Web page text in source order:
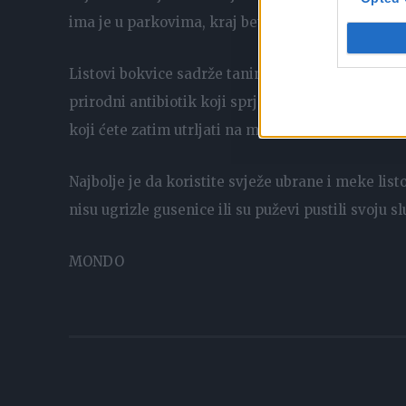
ima je u parkovima, kraj betona, u poljima, a
Listovi bokvice sadrže tanine koji ublažavaju
prirodni antibiotik koji sprječava upale. Samo
koji ćete zatim utrljati na mjesto ujeda.
Najbolje je da koristite svježe ubrane i meke
nisu ugrizle gusenice ili su puževi pustili svoju
MONDO